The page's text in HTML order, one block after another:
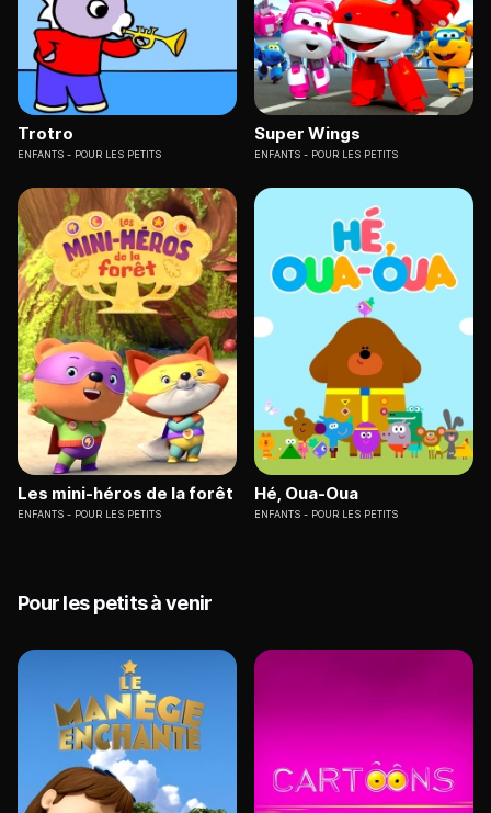
Trotro
ENFANTS POUR LES PETITS
Super Wings
ENFANTS POUR LES PETITS
Les mini-héros de la forêt
ENFANTS POUR LES PETITS
Hé, Oua-Oua
ENFANTS POUR LES PETITS
Pour les petits à venir